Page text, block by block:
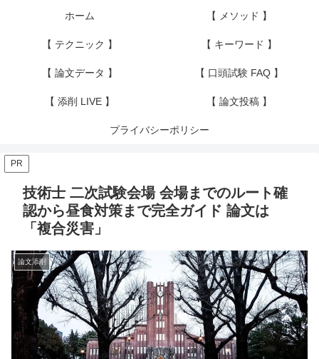
ホーム 【 メソッド 】
【 テクニック 】 【 キーワード 】
【 論文データ 】 【 口頭試験 FAQ 】
【 添削 LIVE 】 【 論文投稿 】
プライバシーポリシー
PR
技術士 二次試験会場 会場までのルート確
認から昼食対策まで完全ガイド 論文は
「複合災害」
論文添削